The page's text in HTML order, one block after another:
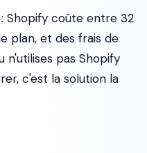
Shopify coûte entre 32
plan, et des frais de
n'utilises pas Shopify
c'est la solution la